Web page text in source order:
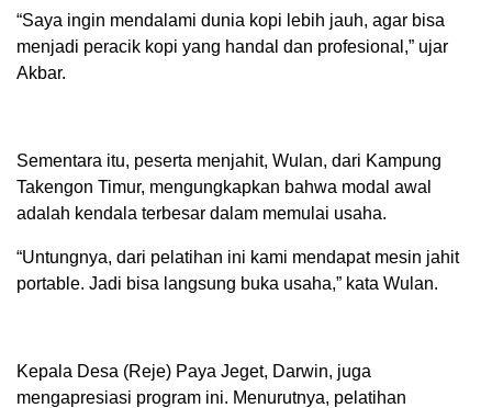
“Saya ingin mendalami dunia kopi lebih jauh, agar bisa
menjadi peracik kopi yang handal dan profesional,” ujar
Akbar.
Sementara itu, peserta menjahit, Wulan, dari Kampung
Takengon Timur, mengungkapkan bahwa modal awal
adalah kendala terbesar dalam memulai usaha.
“Untungnya, dari pelatihan ini kami mendapat mesin jahit
portable. Jadi bisa langsung buka usaha,” kata Wulan.
Kepala Desa (Reje) Paya Jeget, Darwin, juga
mengapresiasi program ini. Menurutnya, pelatihan